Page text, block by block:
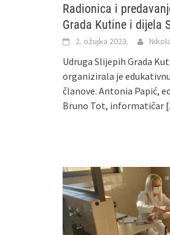
Radionica i
Grada Kutine i dijela
2. ožujka 2023.
Udruga Slijepih Grada
organizirala je
članove. Antonia Papić,
Bruno Tot, informatičar